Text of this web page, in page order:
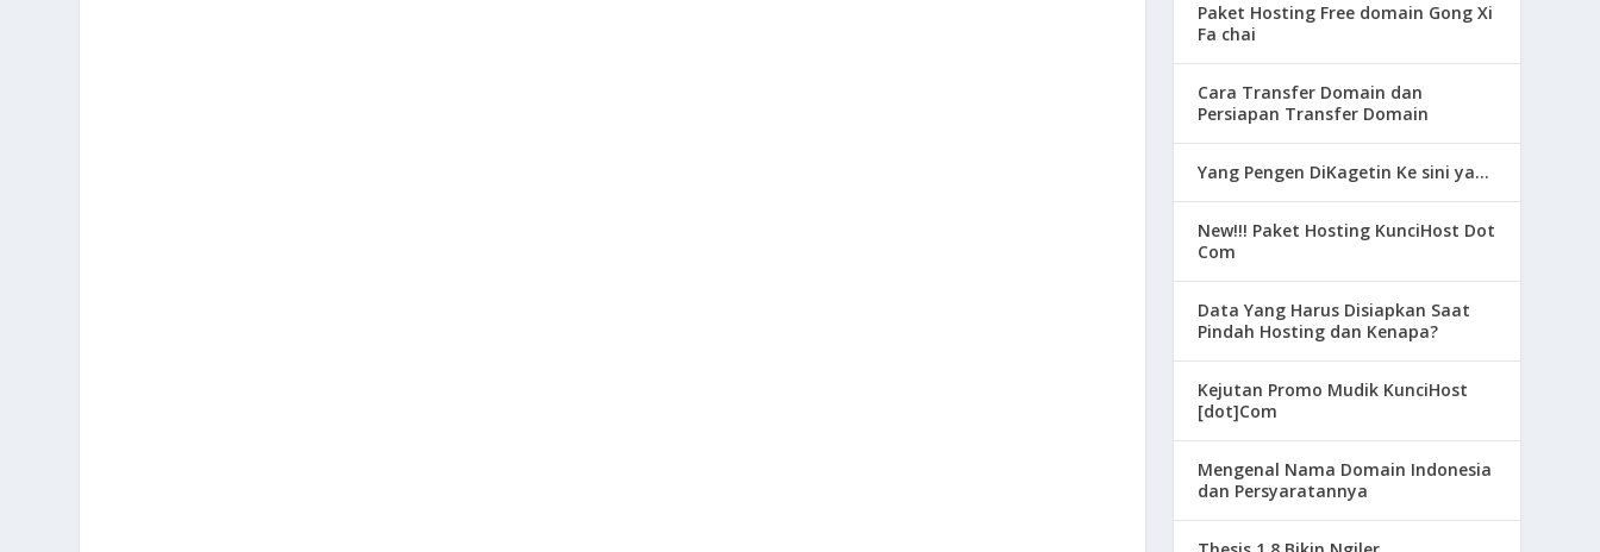
Paket Hosting Free domain Gong Xi
Fa chai
Cara Transfer Domain dan
Persiapan Transfer Domain
Yang Pengen DiKagetin Ke sini ya…
New!!! Paket Hosting KunciHost Dot
Com
Data Yang Harus Disiapkan Saat
Pindah Hosting dan Kenapa?
Kejutan Promo Mudik KunciHost
[dot]Com
Mengenal Nama Domain Indonesia
dan Persyaratannya